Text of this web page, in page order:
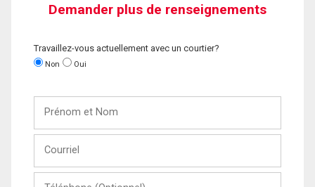
Demander plus de renseignements
Travaillez-vous actuellement avec un courtier?
Non Oui
Nom